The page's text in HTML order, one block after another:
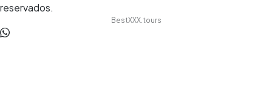
reservados.
BestXXX.tours